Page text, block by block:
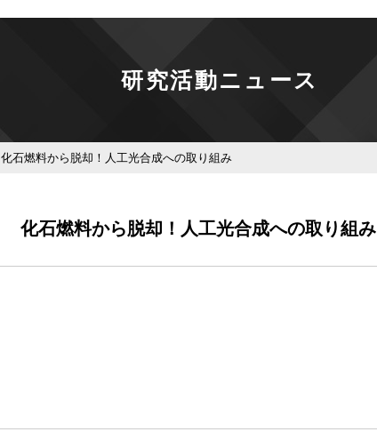
研究活動ニュース
化石燃料から脱却！人工光合成への取り組み
化石燃料から脱却！人工光合成への取り組み